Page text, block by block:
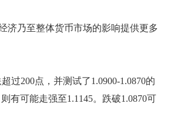
济乃至整体货币市场的影响提供更多
过200点，并测试了1.0900-1.0870的
有可能走强至1.1145。跌破1.0870可